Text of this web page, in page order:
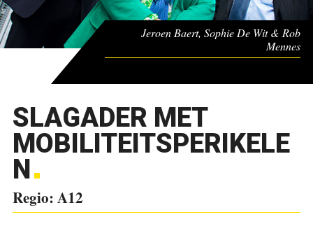
Jeroen Baert, Sophie De Wit & Rob
Mennes
SLAGADER MET
MOBILITEITSPERIKELE
N
Regio: A12